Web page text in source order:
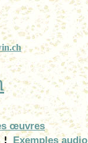
œuvres
¦ Exemples audio